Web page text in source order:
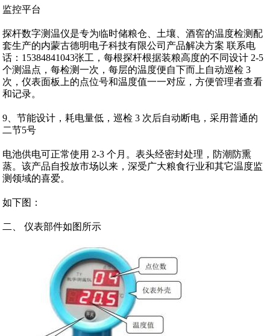
监控平台‌
探杆数字测温仪是专为临时储粮仓、土壤、酒窖的温度检测配
套生产的内蒙古德明电子科技有限公司产品解决方案 联系电
话：15384841043张工，每根探杆根据装粮高度的不同设计 2-5
个测温点，每检测一次，每层的温度便自下而上自动巡检 3
次，仪表面板上的点位号和温度值一一对应，方便管理者查看
和记录。
9、节能设计，耗电量低，巡检 3 次后自动断电，采用普通的
二节5号
电池供电可正常使用 2-3 个月。表头经密封处理，防潮防熏
蒸。该产品自投放市场以来，深受广大粮食行业和其它温度监
测领域的喜爱。
如下图：
二、 仪表部件如图所示